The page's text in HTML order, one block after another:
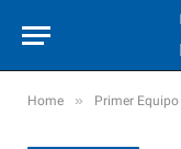
Home » Primer Equipo